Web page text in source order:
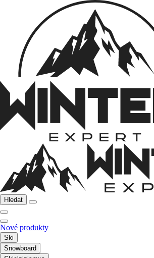
Hledat
Nové produkty
Ski
Snowboard